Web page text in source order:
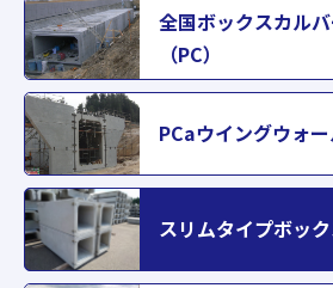
全国ボックスカル
（PC）
PCaウイングウォ
スリムタイプボッ